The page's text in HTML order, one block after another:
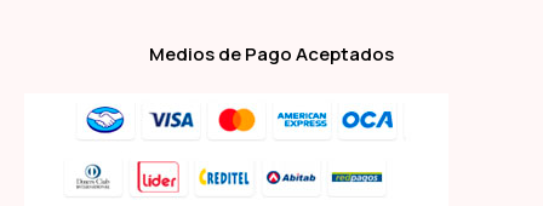
Medios de Pago Aceptados